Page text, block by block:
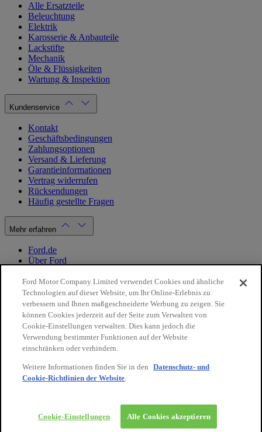
Alle Ersatzteile
Beleuchtung
Elektrik
Karosserie & Anbauteile
Lackstifte
Mechanik
Öle & Flüssigkeiten
Wartung & Inspektion
Kundenservice
Kontakt
Geschäftsbedingungen
Zahlungsoptionen
Versand & Lieferung
Garantieinformationen
Vertrag widerrufen
Rücksendungen
Häufig gestellte Fragen
Mehr erfahren
Ford.de
Über Ford
Datenschutzbestimmungen
Impressum
Mein Konto
Login / Registrierung
Meine Bestellungen
Land ändern
© 2026 Ford-Werke-GmbH
Ford Onlineshop
Ford Motor Company Limited verwendet Cookies und ähnliche
Technologien auf dieser Website, um Ihr Online-Erlebnis zu
verbessern und Ihnen maßgeschneiderte Werbung zu zeigen. Sie
können Cookies jederzeit auf der Seite zum Verwalten von
Cookie-Einstellungen verwalten. Dies kann jedoch die
Verwendung bestimmter Funktionen auf der Website
einschränken oder verhindern.
Weitere Informationen finden Sie in den
Datenschutz- und
Cookie-Richtlinien der Website.
Cookie-Einstellungen Alle Cookies akzeptieren
Bestellung